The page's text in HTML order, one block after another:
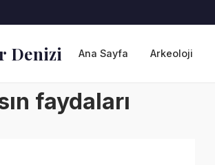
Denizi Ana Sayfa Arkeoloji
faydaları